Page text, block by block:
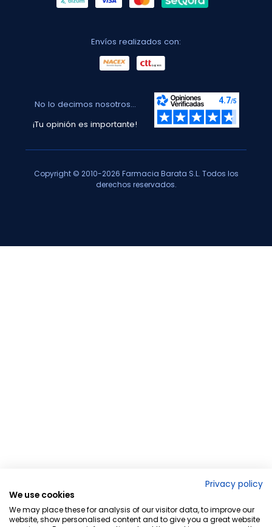
Envíos realizados con:
No lo decimos nosotros...
¡Tu opinión es importante!
Copyright © 2010-2026 Farmacia Barata S.L. Todos los
derechos reservados.
Privacy policy
We use cookies
We may place these for analysis of our visitor data, to improve our
website, show personalised content and to give you a great website